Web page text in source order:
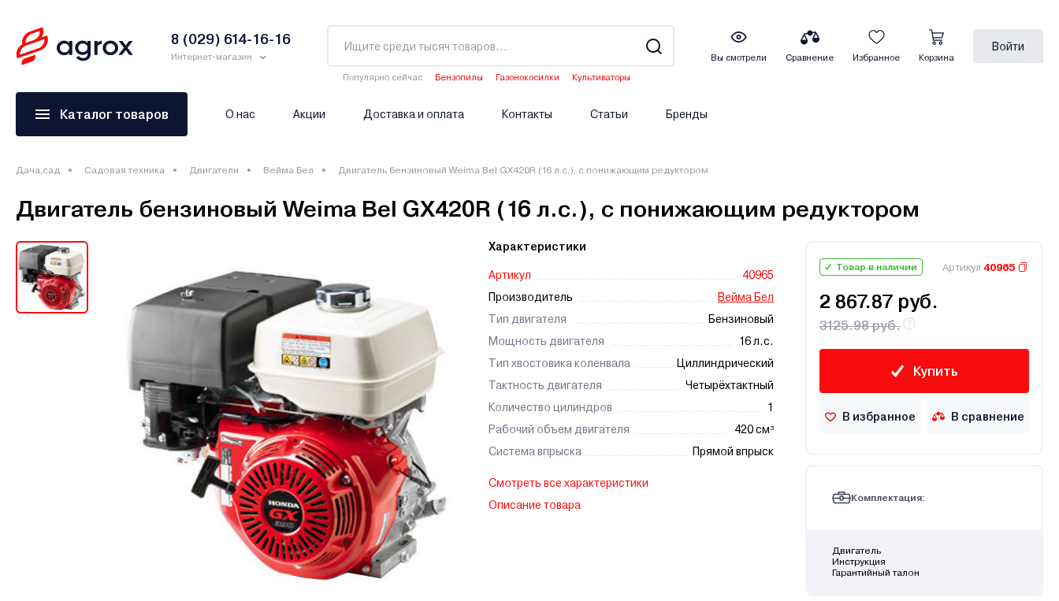
8 (029) 614-16-16
Интернет-магазин
Популярно сейчас Бензопилы Газонокосилки
Культиваторы
Вы смотрели Сравнение Избранное Корзина
Войти
Каталог товаров О нас Акции Доставка и оплата Контакты Статьи Бренды
Дача,сад Садовая техника Двигатели Вейма Бел Двигатель бензиновый Weima Bel GX420R (16 л.с.), с понижающим редуктором
Двигатель бензиновый Weima Bel GX420R (16 л.с.), с понижающим редуктором
Характеристики
Артикул
40965
Производитель
Вейма Бел
Тип двигателя
Бензиновый
Мощность двигателя
16 л.с.
Тип хвостовика коленвала
Циллиндрический
Тактность двигателя
Четырёхтактный
Количество цилиндров
1
Рабочий объем двигателя
420 см³
Система впрыска
Прямой впрыск
Смотреть все характеристики
Описание товара
Товар в наличии Артикул 40965
2 867.87 руб.
3125.98 руб.
Купить
В избранное В сравнение
Комплектация:
Двигатель
Инструкция
Гарантийный талон